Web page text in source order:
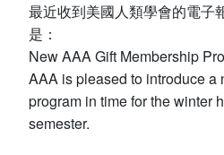
最近收到美國人類學會的電子
是：
New AAA Gift Membership
AAA is pleased to introduce a
program in time for the winter
semester.